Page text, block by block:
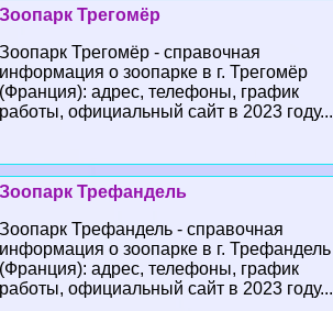
Зоопарк Трегомёр
Зоопарк Трегомёр - справочная
информация о зоопарке в г. Трегомёр
(Франция): адрес, телефоны, график
работы, официальный сайт в 2023 году...
Зоопарк Трефандель
Зоопарк Трефандель - справочная
информация о зоопарке в г. Трефандель
(Франция): адрес, телефоны, график
работы, официальный сайт в 2023 году...